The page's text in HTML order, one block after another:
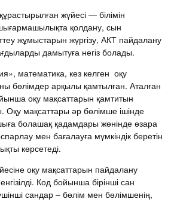
жүйесі — білімін
қолдану, сын
жұмыстарын жүргізу, АКТ пайдалану
дамытуға негіз болады.
математика, кез келген оқу
бөлімдер арқылы қамтылған. Аталған
оқу мақсаттарын қамтитын
Оқу мақсаттары әр бөлімше ішінде
болашақ қадамдары жөнінде өзара
мен бағалауға мүмкіндік беретін
көрсетеді.
оқу мақсаттарын пайдалану
Код бойынша бірінші сан
сандар – бөлім мен бөлімшенің,